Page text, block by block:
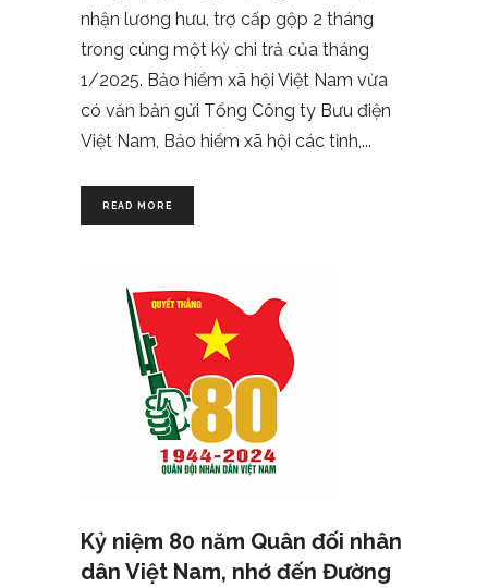
nhận lương hưu, trợ cấp gộp 2 tháng
trong cùng một kỳ chi trả của tháng
1/2025. Bảo hiểm xã hội Việt Nam vừa
có văn bản gửi Tổng Công ty Bưu điện
Việt Nam, Bảo hiểm xã hội các tỉnh,
READ MORE
Kỷ niệm 80 năm Quân đối nhân
dân Việt Nam, nhớ đến Đường